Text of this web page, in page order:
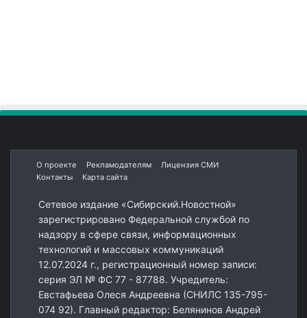
О проекте Рекламодателям
Лицензия СМИ
Контакты
Карта сайта
Сетевое издание «Сибирский.Новостной»
зарегистрировано Федеральной службой по
надзору в сфере связи, информационных
технологий и массовых коммуникаций
12.07.2024 г., регистрационный номер записи:
серия ЭЛ № ФС 77 - 87788. Учредитель:
Евстафьева Олеся Андреевна (СНИЛС 135-795-
074 92). Главный редактор: Белянинов Андрей